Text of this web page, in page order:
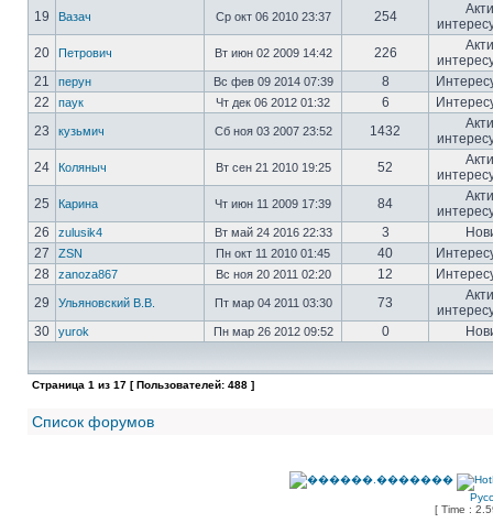
19
Вазач Ср окт 06 2010 23:37 254
20
Петрович Вт июн 02 2009 14:42 226
21
перун Вс фев 09 2014 07:39 8
22
паук Чт дек 06 2012 01:32 6
23
кузьмич Сб ноя 03 2007 23:52 1432
24
Коляныч Вт сен 21 2010 19:25 52
25
Карина Чт июн 11 2009 17:39 84
26
zulusik4 Вт май 24 2016 22:33 3
27
ZSN Пн окт 11 2010 01:45 40
28
zanoza867 Вс ноя 20 2011 02:20 12
29
Ульяновский В.В. Пт мар 04 2011 03:30 73
30
yurok Пн мар 26 2012 09:52 0
Страница 1 из 17 [ Пользователей: 488 ]
Список форумов
[ Time :